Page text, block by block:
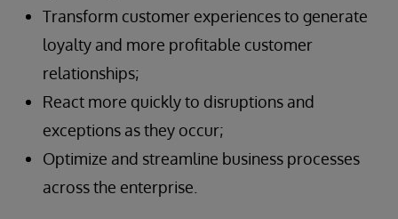
Transform customer experiences to generate
loyalty and more profitable customer
relationships;
React more quickly to disruptions and
exceptions as they occur;
Optimize and streamline business processes
across the enterprise.